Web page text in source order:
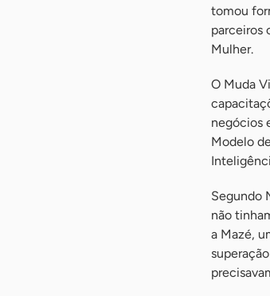
tomou
parceiros
Mulher.
O Muda
negócios
Modelo
Segundo
não
a Mazé,